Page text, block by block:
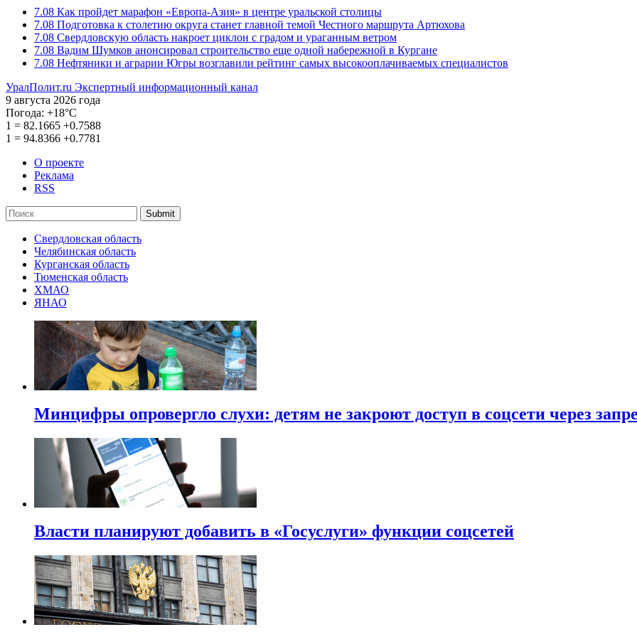
7.08 Как пройдет марафон «Европа-Азия» в центре уральской столицы
7.08 Подготовка к столетию округа станет главной темой Честного маршрута Артюхова
7.08 Свердловскую область накроет циклон с градом и ураганным ветром
7.08 Вадим Шумков анонсировал строительство еще одной набережной в Кургане
7.08 Нефтяники и аграрии Югры возглавили рейтинг самых высокооплачиваемых специалистов
УралПолит.ru Экспертный информационный канал
9 августа 2026 года
Погода: +18°С
1 = 82.1665 +0.7588
1 = 94.8366 +0.7781
О проекте
Реклама
RSS
Submit
Свердловская область
Челябинская область
Курганская область
Тюменская область
ХМАО
ЯНАО
Минцифры опровергло слухи: детям не закроют доступ в соцсети через
Власти планируют добавить в «Госуслуги» функции соцсетей